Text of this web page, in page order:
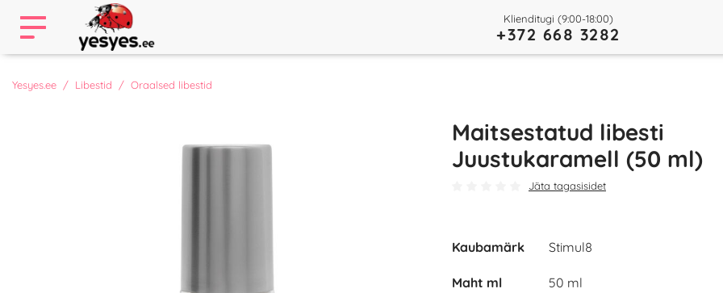
Klienditugi (9:00-18:00)
+372 668 3282
Yesyes.ee Libestid Oraalsed libestid
Maitsestatud libesti
Juustukaramell (50 ml)
Jäta tagasisidet
Kaubamärk Stimul8
Maht ml 50 ml